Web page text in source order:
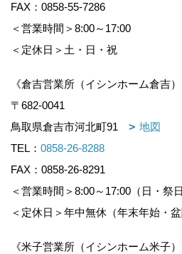
FAX：0858-55-7286
＜営業時間＞8:00～17:00
＜定休日＞土・日・祝
《倉吉営業所（イシンホーム倉吉）
〒682-0041
鳥取県倉吉市河北町91
地図
TEL： 0858-26-8288
FAX：0858-26-8291
＜営業時間＞8:00～17:00（日・祭
＜定休日＞年中無休（年末年始・盆
《米子営業所（イシンホーム米子）